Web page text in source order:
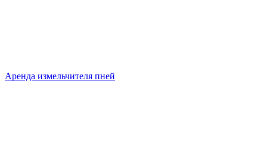
Аренда измельчителя пней